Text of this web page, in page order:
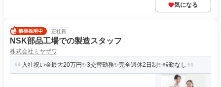
気になる
正社員
NSK部品工場での製造スタッフ
株式会社ミヤザワ
入社祝い金最大20万円✨3交替勤務✨完全週休2日制✨転勤なし